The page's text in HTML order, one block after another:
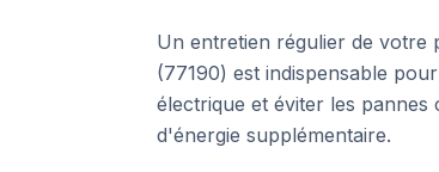
Un entretien régulier de votre
(77190) est indispensable
électrique et éviter les
d'énergie supplémentaire.